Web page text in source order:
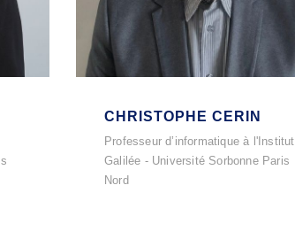
CHRISTOPHE CERIN
Professeur d’informatique à l'Institut
Galilée - Université Sorbonne Paris
Nord